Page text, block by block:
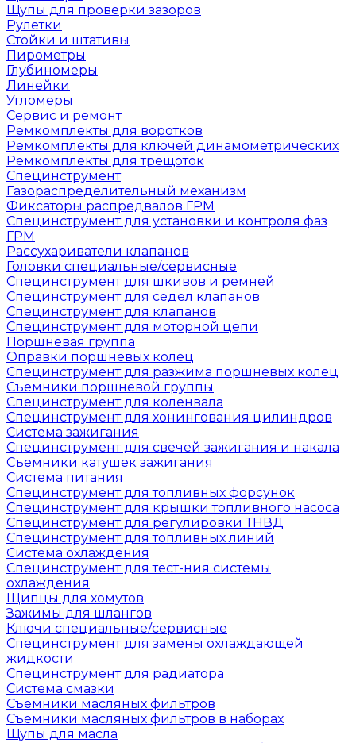
Щупы для проверки зазоров
Рулетки
Стойки и штативы
Пирометры
Глубиномеры
Линейки
Угломеры
Сервис и ремонт
Ремкомплекты для воротков
Ремкомплекты для ключей динамометрических
Ремкомплекты для трещоток
Специнструмент
Газораспределительный механизм
Фиксаторы распредвалов ГРМ
Специнструмент для установки и контроля фаз
ГРМ
Рассухариватели клапанов
Головки специальные/сервисные
Специнструмент для шкивов и ремней
Специнструмент для седел клапанов
Специнструмент для клапанов
Специнструмент для моторной цепи
Поршневая группа
Оправки поршневых колец
Специнструмент для разжима поршневых колец
Съемники поршневой группы
Специнструмент для коленвала
Специнструмент для хонингования цилиндров
Система зажигания
Специнструмент для свечей зажигания и накала
Съемники катушек зажигания
Система питания
Специнструмент для топливных форсунок
Специнструмент для крышки топливного насоса
Специнструмент для регулировки ТНВД
Специнструмент для топливных линий
Система охлаждения
Специнструмент для тест-ния системы
охлаждения
Щипцы для хомутов
Зажимы для шлангов
Ключи специальные/сервисные
Специнструмент для замены охлаждающей
жидкости
Специнструмент для радиатора
Система смазки
Съемники масляных фильтров
Съемники масляных фильтров в наборах
Щупы для масла